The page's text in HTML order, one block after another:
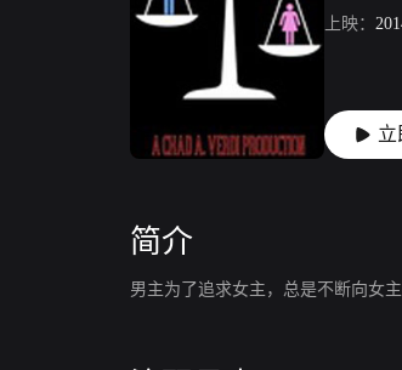
上映：
立
简介
男主为了追求女主，总是不断向女